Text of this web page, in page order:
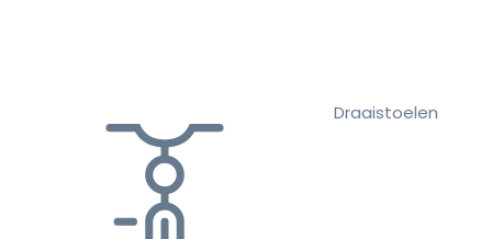
Draaistoelen